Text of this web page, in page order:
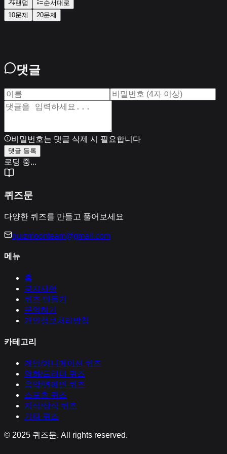
랜덤
순서대로
10문제
20문제
댓글
비밀번호는 댓글 삭제 시 필요합니다
댓글 등록
로딩 중...
퀴즈문
다양한 퀴즈를 만들고 풀어보세요
quizmoonteam@gmail.com
메뉴
홈
공지사항
퀴즈 만들기
문의하기
개인정보처리방침
카테고리
게임/애니메이션 퀴즈
영화/드라마 퀴즈
음악/연예인 퀴즈
스포츠 퀴즈
지식/상식 퀴즈
기타 퀴즈
© 2025 퀴즈문. All rights reserved.